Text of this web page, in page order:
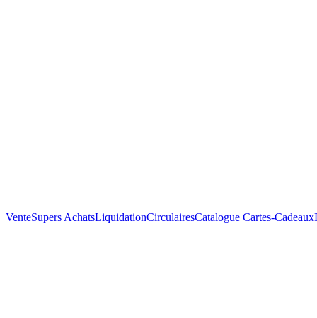
VenteSupers AchatsLiquidationCirculairesCatalogue Cartes-Cadeaux